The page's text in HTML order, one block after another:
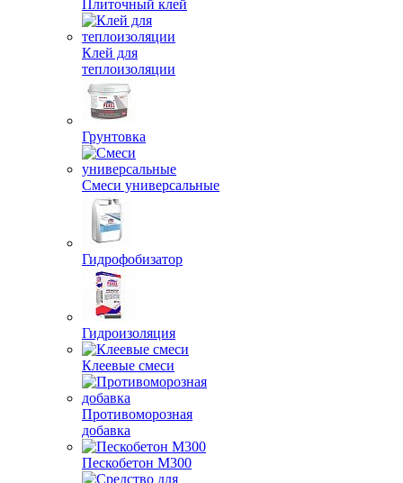
Плиточный клей
Клей для
теплоизоляции
Грунтовка
Смеси универсальные
Гидрофобизатор
Гидроизоляция
Клеевые смеси
Противоморозная
добавка
Пескобетон М300